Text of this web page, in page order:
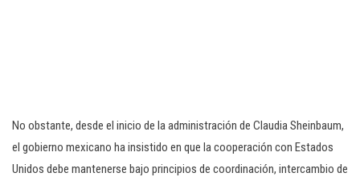
No obstante, desde el inicio de la administración de Claudia Sheinbaum,
el gobierno mexicano ha insistido en que la cooperación con Estados
Unidos debe mantenerse bajo principios de coordinación, intercambio de